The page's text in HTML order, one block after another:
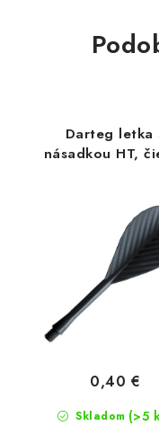
Darteg letka
násadkou HT,
Skladom (>5
0,40 €